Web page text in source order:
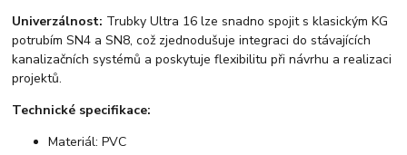
Univerzálnost: Trubky Ultra 16 lze snadno spojit s klasickým KG
potrubím SN4 a SN8, což zjednodušuje integraci do stávajících
kanalizačních systémů a poskytuje flexibilitu při návrhu a realizaci
projektů.
Technické specifikace:
Materiál: PVC